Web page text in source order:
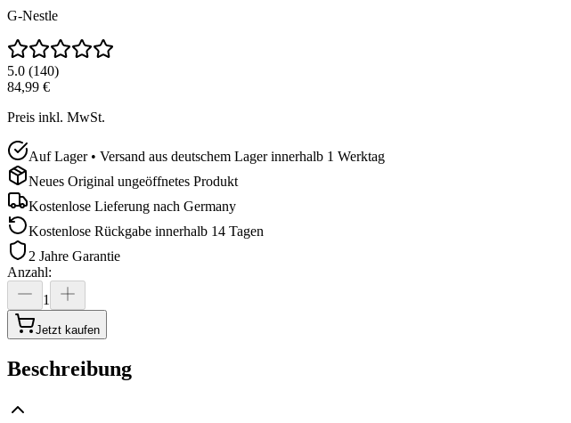
G-Nestle
5.0 (140)
84,99 €
Preis inkl. MwSt.
Auf Lager • Versand aus deutschem Lager innerhalb 1 Werktag
Neues Original ungeöffnetes Produkt
Kostenlose Lieferung nach Germany
Kostenlose Rückgabe innerhalb 14 Tagen
2 Jahre Garantie
Anzahl:
1
Jetzt kaufen
Beschreibung